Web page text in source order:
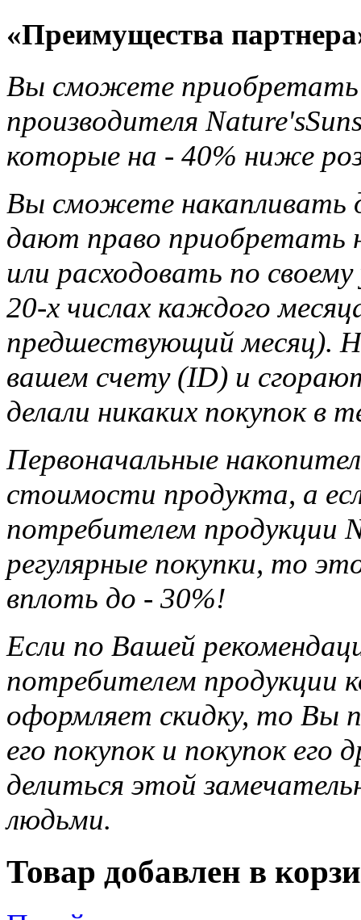
«Преимущества
Вы сможете приобретать
производителя
которые на - 40% ниже
Вы сможете накапливать
дают право приобретать
или расходовать по
20-х числах каждого
предшествующий месяц).
вашем счету (ID) и
делали никаких покупок в
Первоначальные
стоимости продукта, а
потребителем продукции
регулярные покупки, то
вплоть до - 30%!
Если по Вашей
потребителем продукции
оформляет скидку, то Вы
его покупок и покупок
делиться этой
людьми.
Товар добавлен в